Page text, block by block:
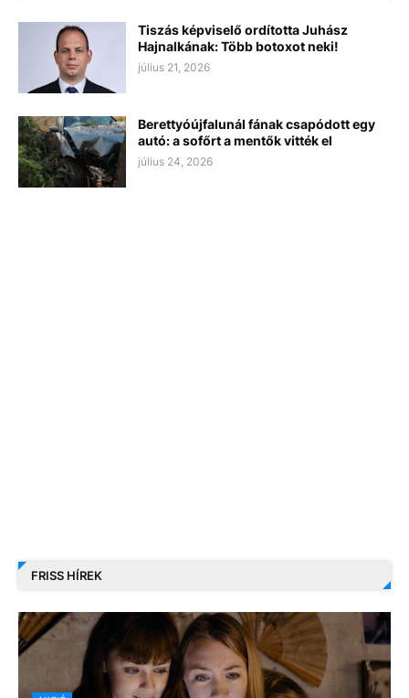
Tiszás képviselő ordította Juhász
Hajnalkának: Több botoxot neki!
július 21, 2026
Berettyóújfalunál fának csapódott egy
autó: a sofőrt a mentők vitték el
július 24, 2026
FRISS HÍREK